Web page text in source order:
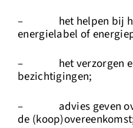
– het helpen bij het
energielabel of
– het verzorgen en
bezichtigingen;
– advies geven
de